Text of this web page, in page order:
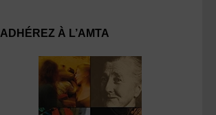
ADHÉREZ À L’AMTA